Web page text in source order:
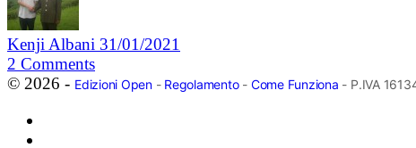
Kenji Albani 31/01/2021
2 Comments
© 2026 - Edizioni Open- Regolamento- Come Funziona - P.IVA